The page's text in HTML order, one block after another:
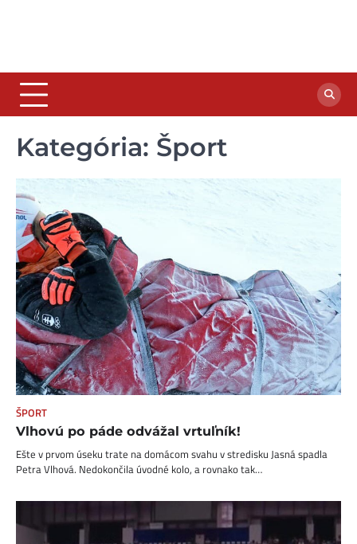
Kategória: Šport
ŠPORT
Vlhovú po páde odvážal vrtuľník!
Ešte v prvom úseku trate na domácom svahu v stredisku Jasná spadla
Petra Vlhová. Nedokončila úvodné kolo, a rovnako tak…